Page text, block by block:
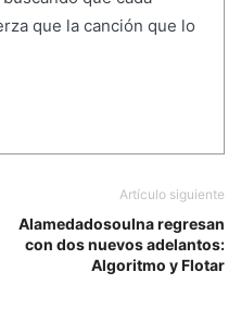
que la canción que lo
Artículo siguiente
Alamedadosoulna regresan
con dos nuevos adelantos:
Algoritmo y Flotar